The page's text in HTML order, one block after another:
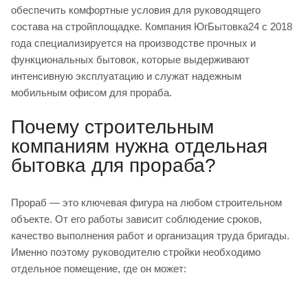
обеспечить комфортные условия для руководящего
состава на стройплощадке. Компания ЮгБытовка24 с 2018
года специализируется на производстве прочных и
функциональных бытовок, которые выдерживают
интенсивную эксплуатацию и служат надежным
мобильным офисом для прораба.
Почему строительным
компаниям нужна отдельная
бытовка для прораба?
Прораб — это ключевая фигура на любом строительном
объекте. От его работы зависит соблюдение сроков,
качество выполнения работ и организация труда бригады.
Именно поэтому руководителю стройки необходимо
отдельное помещение, где он может: